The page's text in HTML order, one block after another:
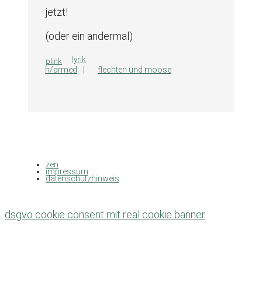
jetzt!
(oder ein andermal)
plink kategorien
lyrik
h/armed flechten und moose
zen
impressum
datenschutzhinweis
dsgvo cookie consent mit real cookie banner